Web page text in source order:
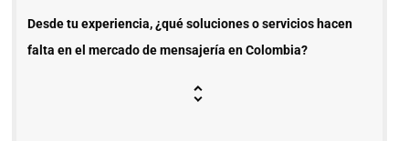
Desde tu experiencia, ¿qué soluciones o servicios hacen
falta en el mercado de mensajería en Colombia?